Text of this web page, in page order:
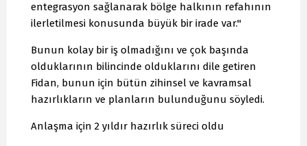
entegrasyon sağlanarak bölge halkının refahının
ilerletilmesi konusunda büyük bir irade var."
Bunun kolay bir iş olmadığını ve çok başında
olduklarının bilincinde olduklarını dile getiren
Fidan, bunun için bütün zihinsel ve kavramsal
hazırlıkların ve planların bulunduğunu söyledi.
Anlaşma için 2 yıldır hazırlık süreci oldu